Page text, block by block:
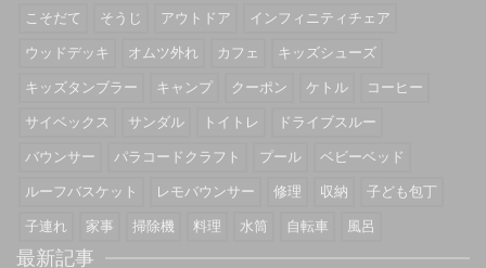
こそだて
そうじ アウトドア
インフィニティチェア
ウッドデッキ
オムツ外れ カフェ
キッズシューズ
キッズタンブラー
キャンプ クーポン ケトル
コーヒー
サイベックス
サンダル トイトレ
ドライブスルー
バウンサー
パラコードクラフト プール
ベビーベッド
ルーフバスケット
レモバウンサー 修理 収納
子ども包丁
子連れ
家事 掃除機 料理 水筒 自転車 風呂
最新記事